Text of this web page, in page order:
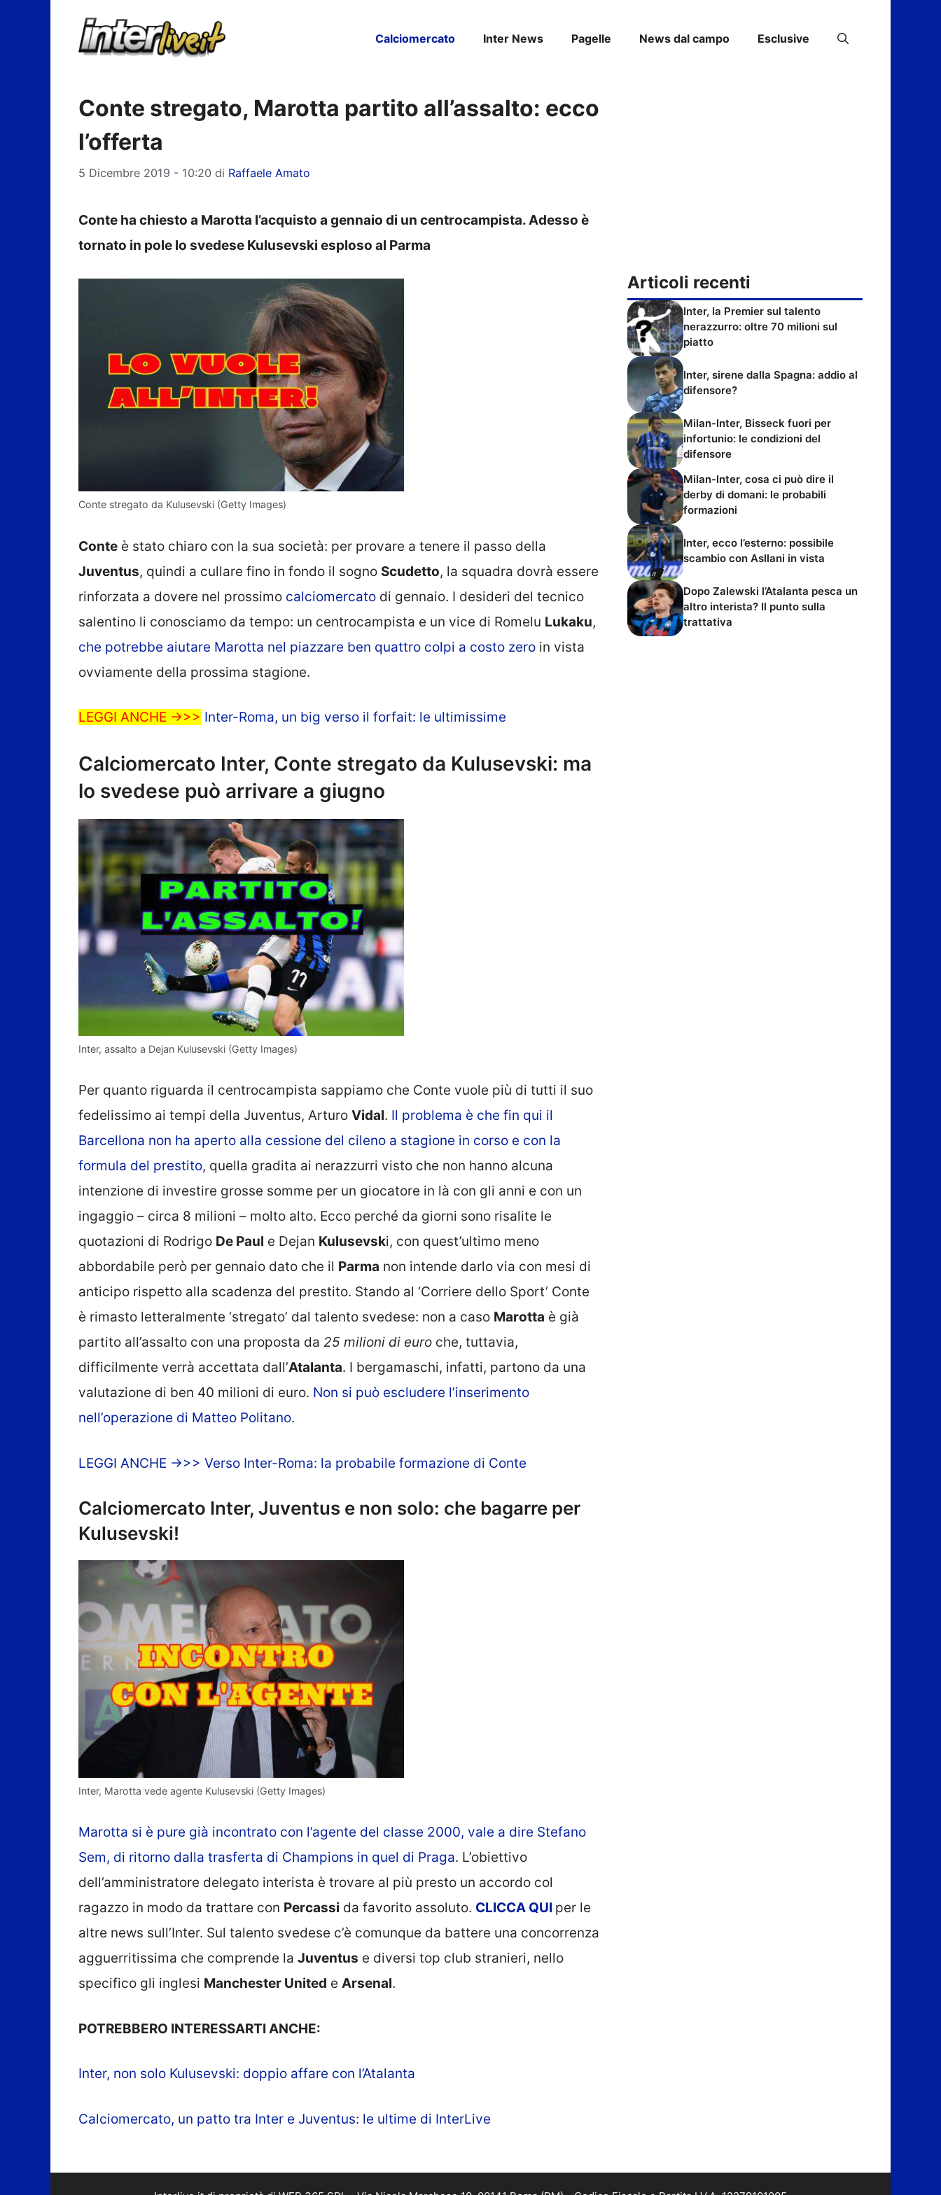
Calciomercato Inter News Pagelle News dal campo Esclusive
Conte stregato, Marotta partito all’assalto: ecco
l’offerta
5 Dicembre 2019 - 10:20 di Raffaele Amato
Conte ha chiesto a Marotta l’acquisto a gennaio di un centrocampista. Adesso è
tornato in pole lo svedese Kulusevski esploso al Parma
Conte stregato da Kulusevski (Getty Images)
Conte è stato chiaro con la sua società: per provare a tenere il passo della
Juventus, quindi a cullare fino in fondo il sogno Scudetto, la squadra dovrà essere
rinforzata a dovere nel prossimo calciomercato di gennaio. I desideri del tecnico
salentino li conosciamo da tempo: un centrocampista e un vice di Romelu Lukaku,
che potrebbe aiutare Marotta nel piazzare ben quattro colpi a costo zero in vista
ovviamente della prossima stagione.
LEGGI ANCHE ->>> Inter-Roma, un big verso il forfait: le ultimissime
Calciomercato Inter, Conte stregato da Kulusevski: ma
lo svedese può arrivare a giugno
Inter, assalto a Dejan Kulusevski (Getty Images)
Per quanto riguarda il centrocampista sappiamo che Conte vuole più di tutti il suo
fedelissimo ai tempi della Juventus, Arturo Vidal. Il problema è che fin qui il
Barcellona non ha aperto alla cessione del cileno a stagione in corso e con la
formula del prestito, quella gradita ai nerazzurri visto che non hanno alcuna
intenzione di investire grosse somme per un giocatore in là con gli anni e con un
ingaggio – circa 8 milioni – molto alto. Ecco perché da giorni sono risalite le
quotazioni di Rodrigo De Paul e Dejan Kulusevski, con quest’ultimo meno
abbordabile però per gennaio dato che il Parma non intende darlo via con mesi di
anticipo rispetto alla scadenza del prestito. Stando al ‘Corriere dello Sport’ Conte
è rimasto letteralmente ‘stregato’ dal talento svedese: non a caso Marotta è già
partito all’assalto con una proposta da 25 milioni di euro che, tuttavia,
difficilmente verrà accettata dall’Atalanta. I bergamaschi, infatti, partono da una
valutazione di ben 40 milioni di euro. Non si può escludere l’inserimento
nell’operazione di Matteo Politano.
LEGGI ANCHE ->>> Verso Inter-Roma: la probabile formazione di Conte
Calciomercato Inter, Juventus e non solo: che bagarre per
Kulusevski!
Inter, Marotta vede agente Kulusevski (Getty Images)
Marotta si è pure già incontrato con l’agente del classe 2000, vale a dire Stefano
Sem, di ritorno dalla trasferta di Champions in quel di Praga. L’obiettivo
dell’amministratore delegato interista è trovare al più presto un accordo col
ragazzo in modo da trattare con Percassi da favorito assoluto. CLICCA QUI per le
altre news sull’Inter. Sul talento svedese c’è comunque da battere una concorrenza
agguerritissima che comprende la Juventus e diversi top club stranieri, nello
specifico gli inglesi Manchester United e Arsenal.
POTREBBERO INTERESSARTI ANCHE:
Inter, non solo Kulusevski: doppio affare con l’Atalanta
Calciomercato, un patto tra Inter e Juventus: le ultime di InterLive
Articoli recenti
Inter, la Premier sul talento
nerazzurro: oltre 70 milioni sul
piatto
Inter, sirene dalla Spagna: addio al
difensore?
Milan-Inter, Bisseck fuori per
infortunio: le condizioni del
difensore
Milan-Inter, cosa ci può dire il
derby di domani: le probabili
formazioni
Inter, ecco l’esterno: possibile
scambio con Asllani in vista
Dopo Zalewski l’Atalanta pesca un
altro interista? Il punto sulla
trattativa